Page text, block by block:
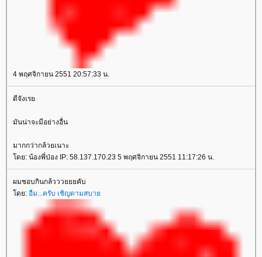
4 พฤศจิกายน 2551 20:57:33 น.
ดีจังเรย
มันน่าจะมีอย่างอื่น
มากกว่ากล้วยเนาะ
โดย: น้องพี่ป่อง IP: 58.137.170.23 5 พฤศจิกายน 2551 11:17:26 น.
ผมชอบกินกล้วววยยยคับ
โดย: อืม...ครับ เชิญตามสบาย